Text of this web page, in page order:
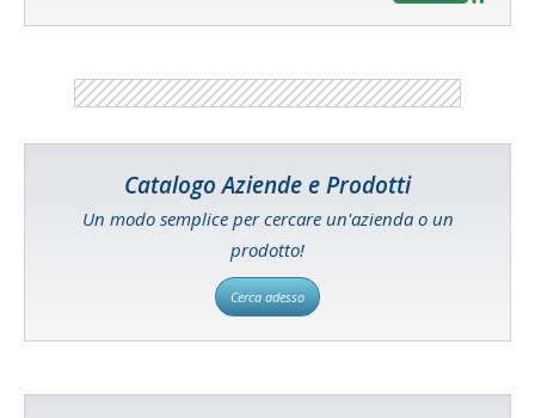
Catalogo Aziende e Prodotti
Un modo semplice per cercare un'azienda o un
prodotto!
Cerca adesso